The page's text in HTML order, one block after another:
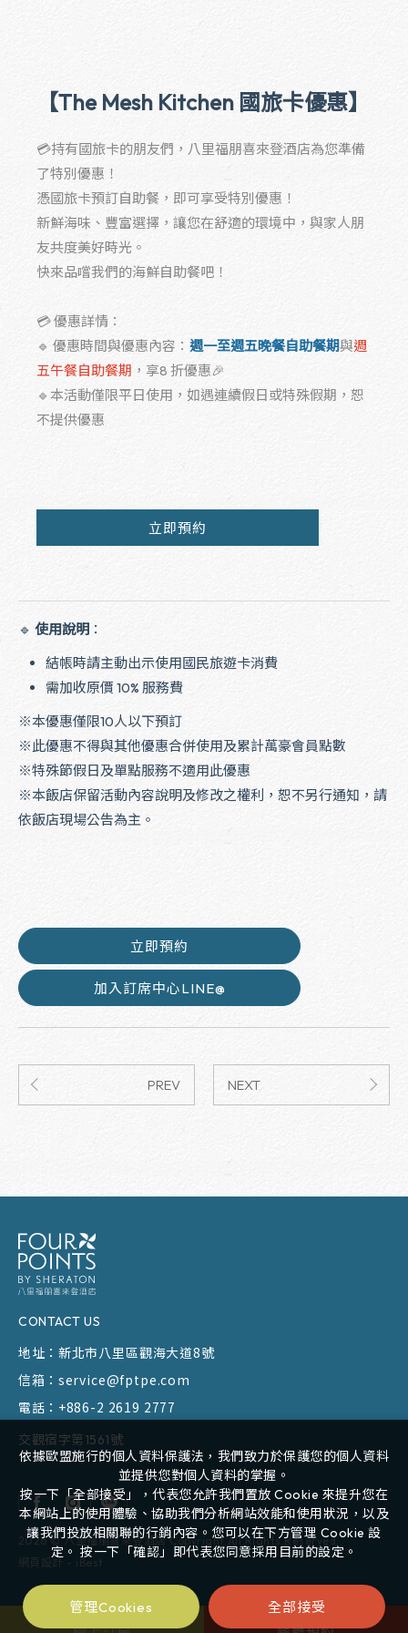
【The Mesh Kitchen 國旅卡優惠】
💳持有國旅卡的朋友們，八里福朋喜來登酒店為您準備
了特別優惠！
憑國旅卡預訂自助餐，即可享受特別優惠！
新鮮海味、豐富選擇，讓您在舒適的環境中，與家人朋
友共度美好時光。
快來品嚐我們的海鮮自助餐吧！
💳 優惠詳情：
🔹 優惠時間與優惠內容： 週一至週五晚餐自助餐期與週
五午餐自助餐期 ，享8 折優惠🎉
🔹本活動僅限平日使用，如遇連續假日或特殊假期，恕
不提供優惠
立即預約
🔹 使用說明 ：
結帳時請主動出示使用國民旅遊卡消費
需加收原價 10% 服務費
※本優惠僅限10人以下預訂
※此優惠不得與其他優惠合併使用及累計萬豪會員點數
※特殊節假日及單點服務不適用此優惠
※本飯店保留活動內容說明及修改之權利，恕不另行通知，請
依飯店現場公告為主。
立即預約
加入訂席中心LINE@
PREV NEXT
CONTACT US
地址： 新北市八里區觀海大道8號
信箱： service@fptpe.com
電話： +886-2 2619 2777
交觀宿字第1561號
2026 © 八里福朋喜來登酒店 Copyright All Rights Reserved.
網頁設計
- iBest
依據歐盟施行的個人資料保護法，我們致力於保護您的個人資料
並提供您對個人資料的掌握。
按一下「全部接受」，代表您允許我們置放 Cookie 來提升您在
本網站上的使用體驗、協助我們分析網站效能和使用狀況，以及
讓我們投放相關聯的行銷內容。您可以在下方管理 Cookie 設
定。 按一下「確認」即代表您同意採用目前的設定。
管理Cookies 全部接受